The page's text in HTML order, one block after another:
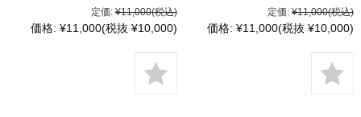
定価: ¥11,000(税込)
価格: ¥11,000(税抜 ¥10,000)
定価: ¥11,000(税込)
価格: ¥11,000(税抜 ¥10,000)